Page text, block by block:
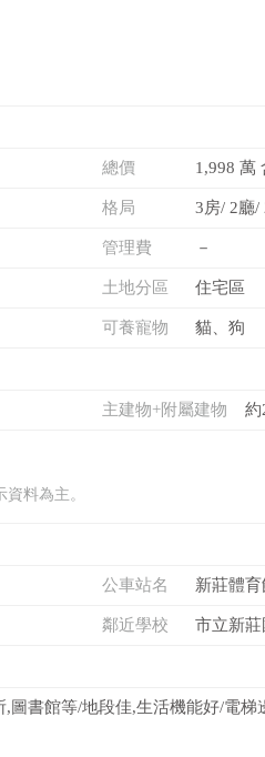
總價 1,998 萬
格局 3房/ 2廳/
管理費 －
土地分區 住宅區
可養寵物 貓、狗
主建物+附屬建物 約
料為主。
公車站名 新莊體育
鄰近學校 市立新
書館等/地段佳,生活機能好/電